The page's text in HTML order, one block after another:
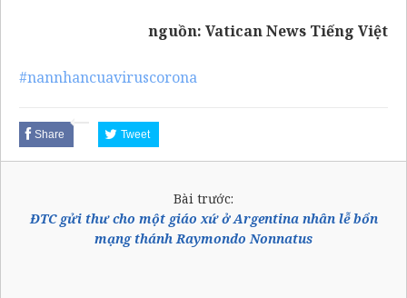
nguồn: Vatican News Tiếng Việt
#nannhancuaviruscorona
Share Tweet
Bài trước:
ĐTC gửi thư cho một giáo xứ ở Argentina nhân lễ bổn
mạng thánh Raymondo Nonnatus